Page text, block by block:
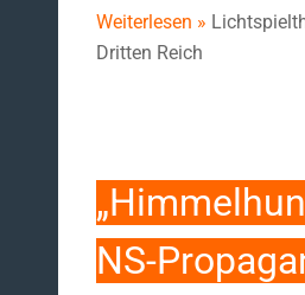
Weiterlesen »
Dritten Reich
NS-